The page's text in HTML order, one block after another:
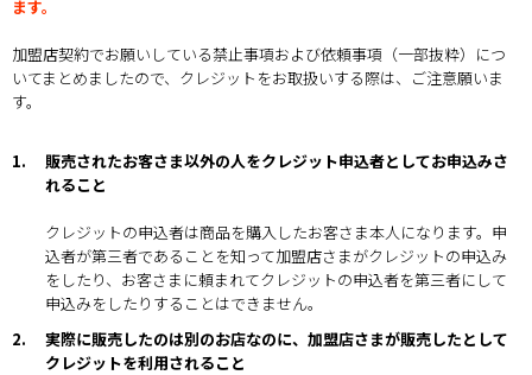
ます。
加盟店契約でお願いしている禁止事項および依頼事項（一部抜粋）につ
いてまとめましたので、クレジットをお取扱いする際は、ご注意願いま
す。
1.
販売されたお客さま以外の人をクレジット申込者としてお申込みさ
れること
クレジットの申込者は商品を購入したお客さま本人になります。申
込者が第三者であることを知って加盟店さまがクレジットの申込み
をしたり、お客さまに頼まれてクレジットの申込者を第三者にして
申込みをしたりすることはできません。
2.
実際に販売したのは別のお店なのに、加盟店さまが販売したとして
クレジットを利用されること